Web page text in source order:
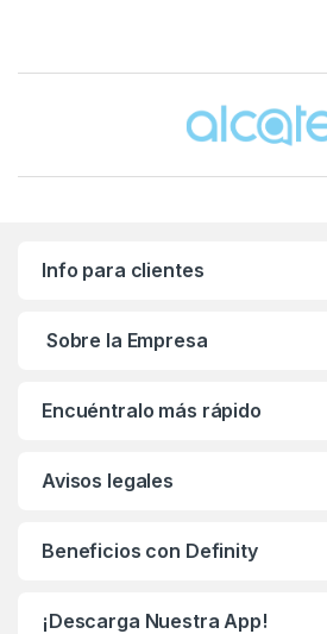
Brands Carousel
Info para clientes
Sobre la Empresa
Encuéntralo más rápido
Avisos legales
Beneficios con Definity
¡Descarga Nuestra App!